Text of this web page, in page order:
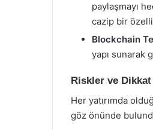
paylaşmayı
cazip bir
Blockchain
yapı sunarak
Riskler ve
Her yatırımda
göz önünde